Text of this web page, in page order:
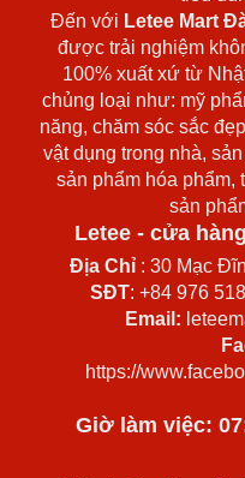
Đến với Letee Mart
được trải nghiệm
100% xuất xứ từ
chủng loại như: mỹ
năng, chăm sóc sắc
vật dụng trong nhà,
sản phẩm hóa phẩm,
sản
Letee - cửa
Địa Chỉ: 30 Mạc
SĐT: +84 976
Email:
https://
Giờ làm việc: